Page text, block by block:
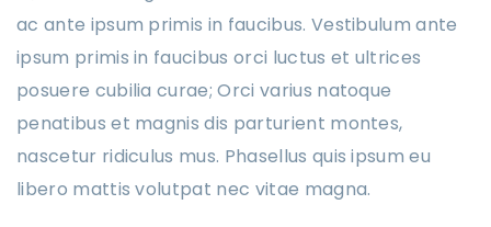
ac ante ipsum primis in faucibus. Vestibulum ante
ipsum primis in faucibus orci luctus et ultrices
posuere cubilia curae; Orci varius natoque
penatibus et magnis dis parturient montes,
nascetur ridiculus mus. Phasellus quis ipsum eu
libero mattis volutpat nec vitae magna.